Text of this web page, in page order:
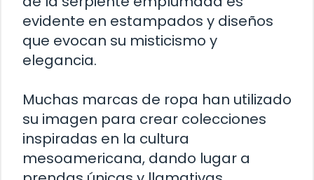
evidente en estampados y diseños
que evocan su misticismo y
elegancia.
Muchas marcas de ropa han utilizado
su imagen para crear colecciones
inspiradas en la cultura
mesoamericana, dando lugar a